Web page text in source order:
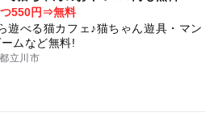
550円⇒無料
遊べる猫カフェ♪猫ちゃん遊具・マン
ムなど無料!
立川市